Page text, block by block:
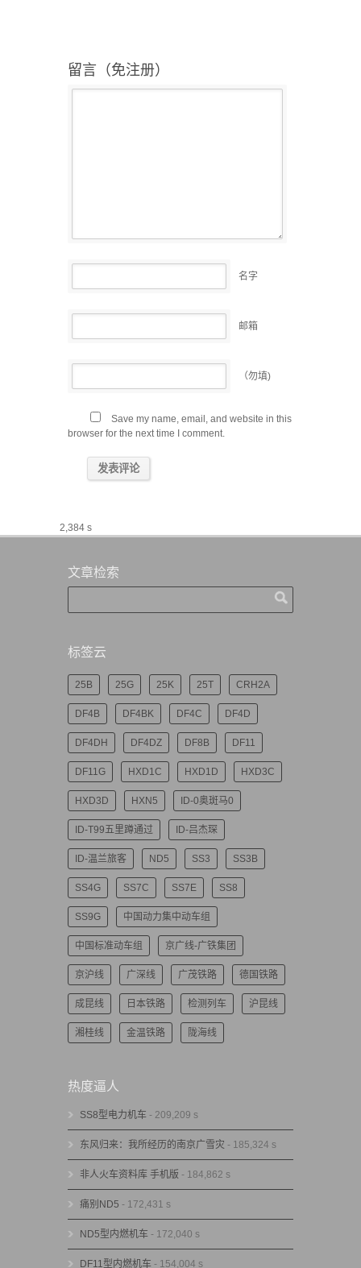
留言（免注册）
名字
邮箱
（勿填)
Save my name, email, and website in this
browser for the next time I comment.
2,384 s
文章检索
标签云
25B 25G 25K 25T CRH2A
DF4B DF4BK DF4C DF4D
DF4DH DF4DZ DF8B DF11
DF11G HXD1C HXD1D HXD3C
HXD3D HXN5 ID-0奥斑马0
ID-T99五里蹲通过 ID-吕杰琛
ID-温兰旅客 ND5 SS3 SS3B
SS4G SS7C SS7E SS8
SS9G 中国动力集中动车组
中国标准动车组 京广线-广铁集团
京沪线 广深线 广茂铁路 德国铁路
成昆线 日本铁路 检测列车 沪昆线
湘桂线 金温铁路 陇海线
热度逼人
SS8型电力机车 - 209,209 s
东风归来：我所经历的南京广雪灾 - 185,324 s
非人火车资料库 手机版 - 184,862 s
痛别ND5 - 172,431 s
ND5型内燃机车 - 172,040 s
DF11型内燃机车 - 154,004 s